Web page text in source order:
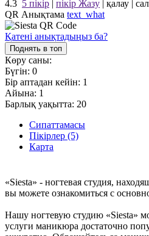
4.3 5 пікір | пікір Жазу | қалау |
QR Анықтама text_what
Қатені анықтадыңыз ба?
Поднять в топ
Көру саны:
Бүгін: 0
Бір аптадан кейін: 1
Айына: 1
Барлық уақытта: 20
Сипаттамасы
Пікірлер (5)
Карта
«Siesta» - ногтевая студия,
вы можете ознакомиться с
Нашу ногтевую студию «Siesta»
услуги маникюра достаточно